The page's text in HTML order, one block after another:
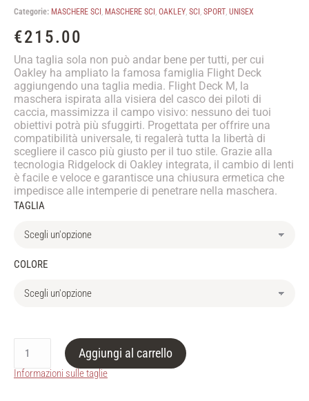
Categorie: MASCHERE SCI , MASCHERE SCI , OAKLEY, SCI , SPORT, UNISEX
€215.00
Una taglia sola non può andar bene per tutti, per cui
Oakley ha ampliato la famosa famiglia Flight Deck
aggiungendo una taglia media. Flight Deck M, la
maschera ispirata alla visiera del casco dei piloti di
caccia, massimizza il campo visivo: nessuno dei tuoi
obiettivi potrà più sfuggirti. Progettata per offrire una
compatibilità universale, ti regalerà tutta la libertà di
scegliere il casco più giusto per il tuo stile. Grazie alla
tecnologia Ridgelock di Oakley integrata, il cambio di lenti
è facile e veloce e garantisce una chiusura ermetica che
impedisce alle intemperie di penetrare nella maschera.
TAGLIA
COLORE
Aggiungi al carrello
Informazioni sulle taglie